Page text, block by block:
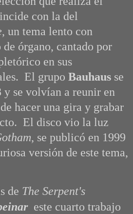
con la del
, un tema lento con
órgano, cantado por
en sus
El grupo Bauhaus se
y se volvían a reunir en
hacer una gira y grabar
El disco vio la luz
, se publicó en 1999
versión de este tema,
de The Serpent's
este cuarto trabajo